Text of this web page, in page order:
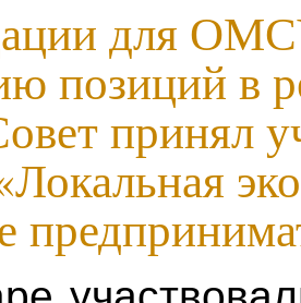
для
позиций в
принял